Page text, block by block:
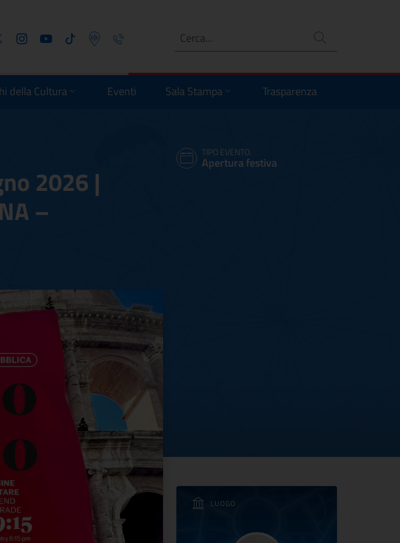
InstagramYoutube Tiktok Podcast Telefono Ricerca
della Cultura Eventi Sala Stampa Trasparenza
2026 |
–
TIPO EVENTO:
Apertura festiva
2026 | FESTA DELLA
LUOGO